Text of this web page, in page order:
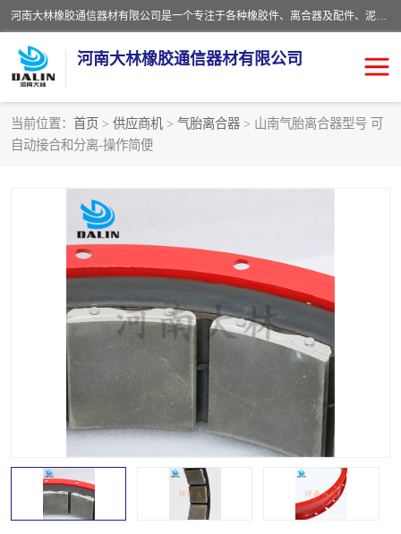
河南大林橡胶通信器材有限公司是一个专注于各种橡胶件、离合器及配件、泥浆泵及配件等产品设计制造和加工的企业。产品应用于矿山、冶金、石油、钢铁、化工、水泥、船舶、造纸、通用机械等各种大功率机械传动或制动装置。
河南大林橡胶通信器材有限公司
当前位置： 首页 > 供应商机 > 气胎离合器 > 山南气胎离合器型号 可
自动接合和分离-操作简便
推盘离合器
VC离合器
PO隔膜离合器
气动元件
DY隔膜式离合器 CB离合器
KB离合器
PTO离合器 联轴器
橡胶件 液力端配件